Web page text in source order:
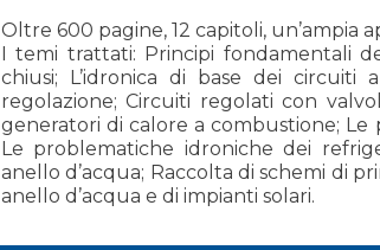
Oltre 600 pagine, 12 capitoli, un’ampia
I temi trattati: Principi fondamentali
chiusi; L’idronica di base dei circuiti
regolazione; Circuiti regolati con
generatori di calore a combustione;
Le problematiche idroniche dei
anello d’acqua; Raccolta di schemi di
anello d’acqua e di impianti solari.